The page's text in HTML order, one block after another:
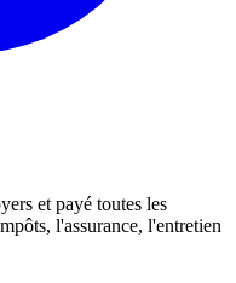
et payé toutes les
l'assurance, l'entretien